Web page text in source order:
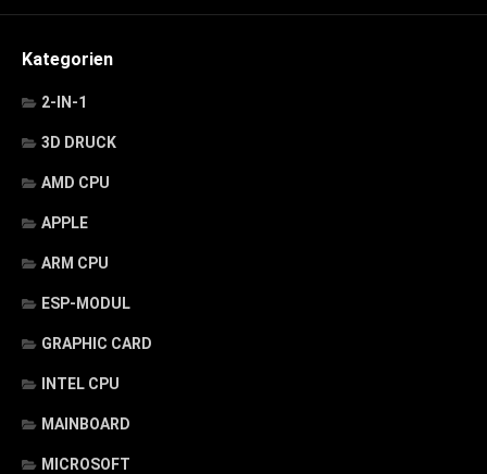
Kategorien
2-IN-1
3D DRUCK
AMD CPU
APPLE
ARM CPU
ESP-MODUL
GRAPHIC CARD
INTEL CPU
MAINBOARD
MICROSOFT